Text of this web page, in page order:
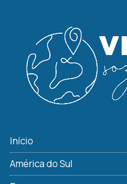
Início
América do Sul